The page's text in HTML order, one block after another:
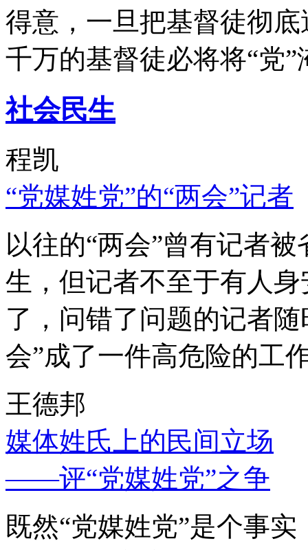
得意，一旦把基督徒彻
千万的基督徒必将将“党”
社会民生
程凯
“党媒姓党”的“两会”记者
以往的“两会”曾有记者
生，但记者不至于有人
了，问错了问题的记者
会”成了一件高危险的工
王德邦
媒体姓氏上的民间立场
——评“党媒姓党”之争
既然“党媒姓党”是个事